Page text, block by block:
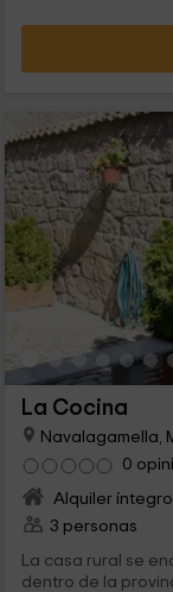
La Cocina
Navalagamella,
0
Alquiler íntegro
3 personas
La casa rural se
dentro de la